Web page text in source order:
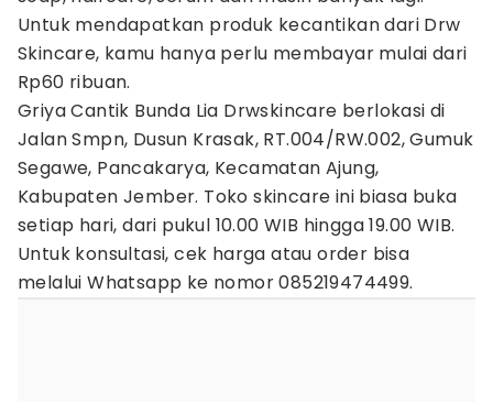
Untuk mendapatkan produk kecantikan dari Drw
Skincare, kamu hanya perlu membayar mulai dari
Rp60 ribuan.
Griya Cantik Bunda Lia Drwskincare berlokasi di
Jalan Smpn, Dusun Krasak, RT.004/RW.002, Gumuk
Segawe, Pancakarya, Kecamatan Ajung,
Kabupaten Jember. Toko skincare ini biasa buka
setiap hari, dari pukul 10.00 WIB hingga 19.00 WIB.
Untuk konsultasi, cek harga atau order bisa
melalui Whatsapp ke nomor 085219474499‬.